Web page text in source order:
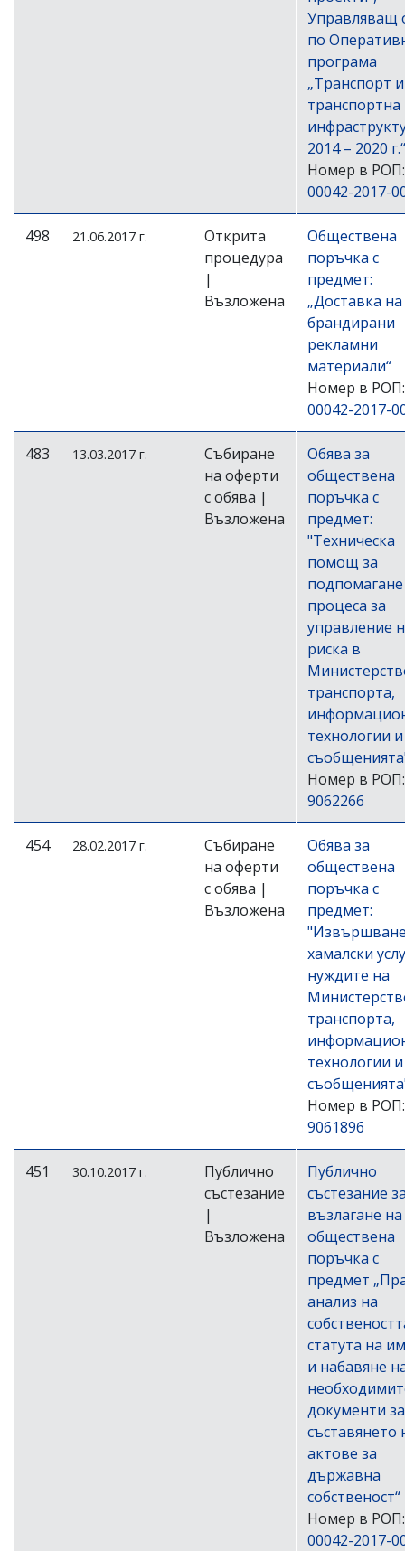
Управляващ
по
програма
„Транспорт и
транспортна
2014 – 2020 г.“
Номер в РОП:
00042-2017-
498 21.06.2017 г.
Открита
процедура
|
Възложена
Обществена
поръчка с
предмет:
„Доставка на
брандирани
рекламни
материали“
Номер в РОП:
00042-2017-
483 13.03.2017 г.
Събиране
на оферти
с обява |
Възложена
Обява за
обществена
поръчка с
предмет:
"Техническа
помощ за
процеса за
управление
риска в
транспорта,
технологии и
Номер в РОП:
9062266
454 28.02.2017 г.
Събиране
на оферти
с обява |
Възложена
Обява за
обществена
поръчка с
предмет:
хамалски
нуждите на
транспорта,
технологии и
Номер в РОП:
9061896
451 30.10.2017 г.
Публично
състезание
|
Възложена
Публично
състезание
възлагане на
обществена
поръчка с
предмет
анализ на
статута на
и набавяне
документи за
съставянето
актове за
държавна
собственост“
Номер в РОП:
00042-2017-